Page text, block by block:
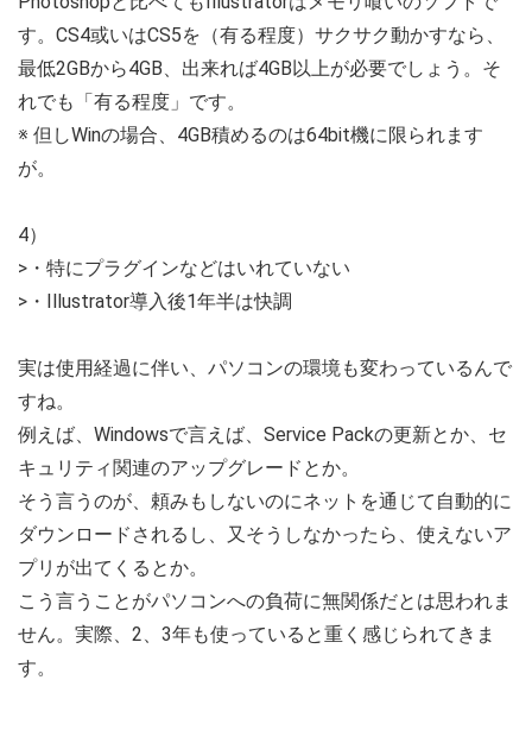
す。CS4或いはCS5を（有る程度）サクサク動かすなら、
最低2GBから4GB、出来れば4GB以上が必要でしょう。そ
れでも「有る程度」です。
※ 但しWinの場合、4GB積めるのは64bit機に限られます
が。
4）
>・特にプラグインなどはいれていない
>・Illustrator導入後1年半は快調
実は使用経過に伴い、パソコンの環境も変わっているんで
すね。
例えば、Windowsで言えば、Service Packの更新とか、セ
キュリティ関連のアップグレードとか。
そう言うのが、頼みもしないのにネットを通じて自動的に
ダウンロードされるし、又そうしなかったら、使えないア
プリが出てくるとか。
こう言うことがパソコンへの負荷に無関係だとは思われま
せん。実際、2、3年も使っていると重く感じられてきま
す。